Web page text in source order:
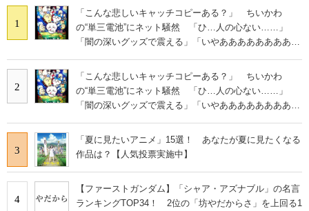
1
「こんな悲しいキャッチコピーある？」 ちいかわ
の“単三電池”にネット騒然 「ひ…人の心ない……」
「闇の深いグッズで震える」「いやあああああああああ
2
「こんな悲しいキャッチコピーある？」 ちいかわ
の“単三電池”にネット騒然 「ひ…人の心ない……」
「闇の深いグッズで震える」「いやあああああああああ
3
「夏に見たいアニメ」15選！ あなたが夏に見たくなる
作品は？【人気投票実施中】
4
【ファーストガンダム】「シャア・アズナブル」の名言
ランキングTOP34！ 2位の「坊やだからさ」を上回る1